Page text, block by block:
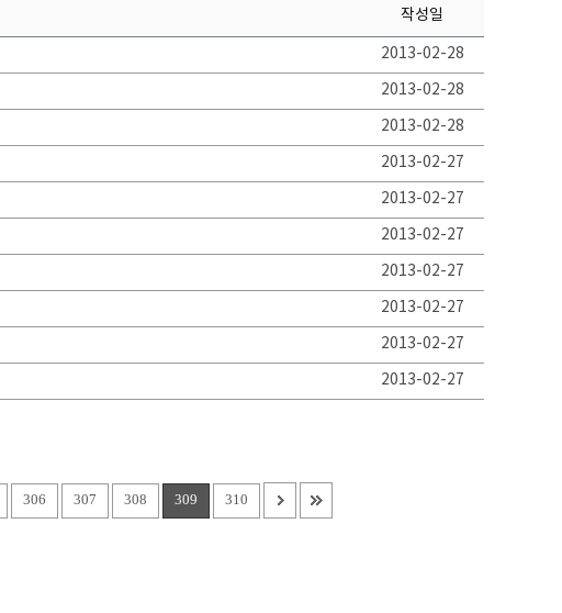
작성일
2013-02-28
2013-02-28
2013-02-28
2013-02-27
2013-02-27
2013-02-27
2013-02-27
2013-02-27
2013-02-27
2013-02-27
306 307 308 309 310